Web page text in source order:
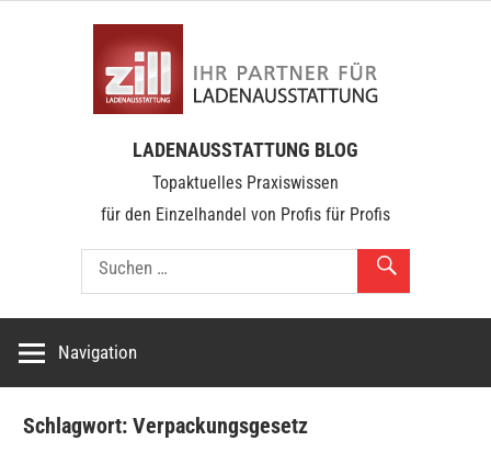
Kunden
LADENAUSSTATTUNG BLOG
Topaktuelles Praxiswissen
für den Einzelhandel von Profis für Profis
Navigation
Schlagwort:Verpackungsgesetz